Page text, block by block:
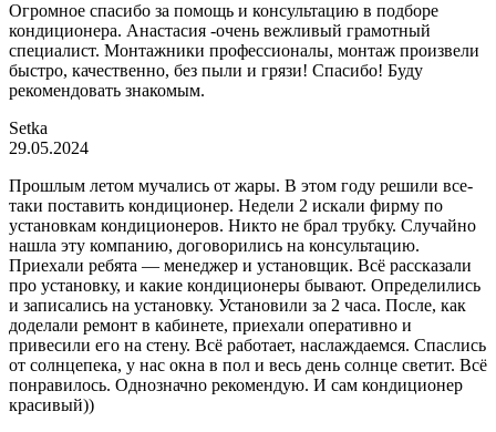
Огромное спасибо за помощь и консультацию в подборе
кондиционера. Анастасия -очень вежливый грамотный
специалист. Монтажники профессионалы, монтаж произвели
быстро, качественно, без пыли и грязи! Спасибо! Буду
рекомендовать знакомым.
Setka
29.05.2024
Прошлым летом мучались от жары. В этом году решили все-
таки поставить кондиционер. Недели 2 искали фирму по
установкам кондиционеров. Никто не брал трубку. Случайно
нашла эту компанию, договорились на консультацию.
Приехали ребята — менеджер и установщик. Всё рассказали
про установку, и какие кондиционеры бывают. Определились
и записались на установку. Установили за 2 часа. После, как
доделали ремонт в кабинете, приехали оперативно и
привесили его на стену. Всё работает, наслаждаемся. Спаслись
от солнцепека, у нас окна в пол и весь день солнце светит. Всё
понравилось. Однозначно рекомендую. И сам кондиционер
красивый))